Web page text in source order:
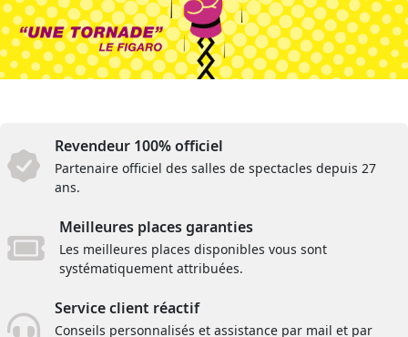
Revendeur 100% officiel
Partenaire officiel des salles de spectacles depuis 27
ans.
Meilleures places garanties
Les meilleures places disponibles vous sont
systématiquement attribuées.
Service client réactif
Conseils personnalisés et assistance par mail et par